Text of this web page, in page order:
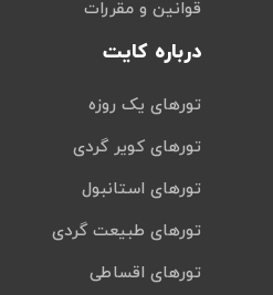
قوانین و مقررات
درباره کایت
تورهای یک روزه
تورهای کویر گردی
تورهای استانبول
تورهای طبیعت گردی
تورهای اقساطی